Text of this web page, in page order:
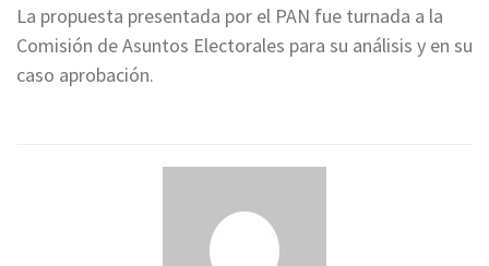
La propuesta presentada por el PAN fue turnada a la
Comisión de Asuntos Electorales para su análisis y en su
caso aprobación.